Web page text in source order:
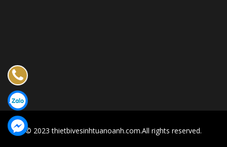
© 2023 thietbivesinhtuanoanh.com.All rights reserved.